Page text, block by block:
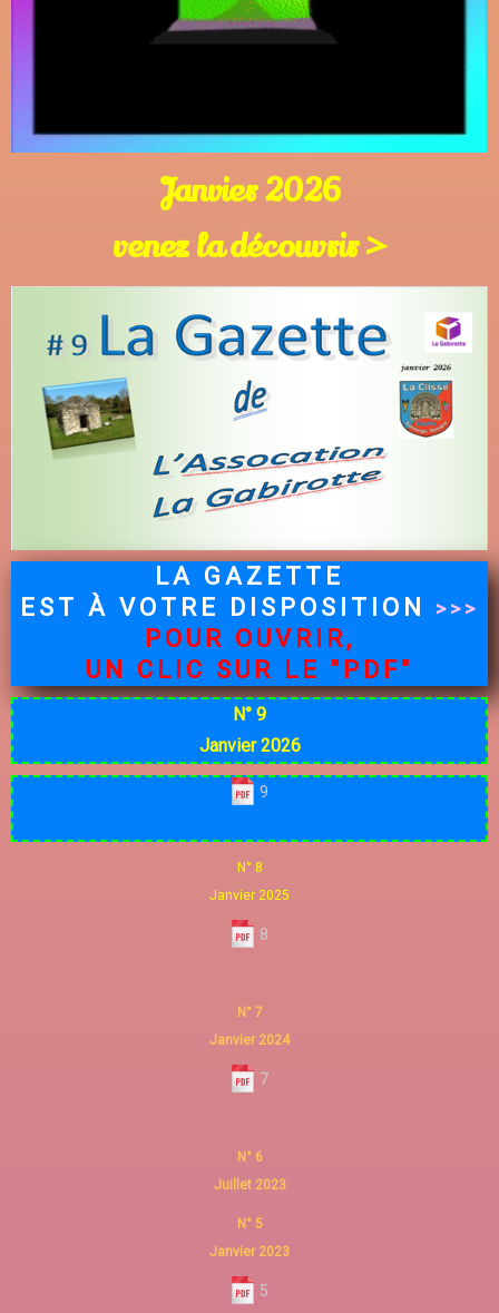
Janvier 2026
venez la découvrir >
LA GAZETTE
EST À VOTRE DISPOSITION
>>>
POUR OUVRIR,
UN CLIC SUR LE "PDF"
N° 9
Janvier 2026
9
N° 8
Janvier 2025
8
N° 7
Janvier 2024
7
N° 6
Juillet 2023
N° 5
Janvier 2023
5